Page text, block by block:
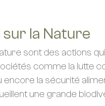
la Nature
sont des actions
comme la lutte
encore la sécurité
une grande